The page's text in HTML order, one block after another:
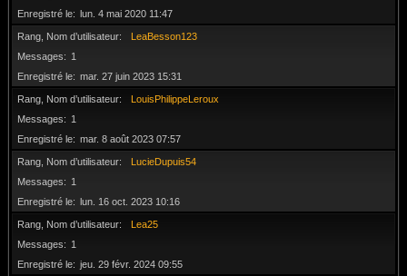
Enregistré le
lun. 4 mai 2020 11:47
Rang, Nom d’utilisateur
LeaBesson123
Messages
1
Enregistré le
mar. 27 juin 2023 15:31
Rang, Nom d’utilisateur
LouisPhilippeLeroux
Messages
1
Enregistré le
mar. 8 août 2023 07:57
Rang, Nom d’utilisateur
LucieDupuis54
Messages
1
Enregistré le
lun. 16 oct. 2023 10:16
Rang, Nom d’utilisateur
Lea25
Messages
1
Enregistré le
jeu. 29 févr. 2024 09:55